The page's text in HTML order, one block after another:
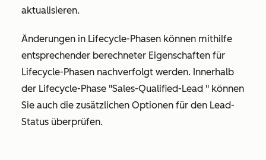
aktualisieren.
Änderungen in Lifecycle-Phasen können mithilfe
entsprechender berechneter Eigenschaften für
Lifecycle-Phasen nachverfolgt werden. Innerhalb
der Lifecycle-Phase "Sales-Qualified-Lead " können
Sie auch die zusätzlichen Optionen für den Lead-
Status überprüfen.